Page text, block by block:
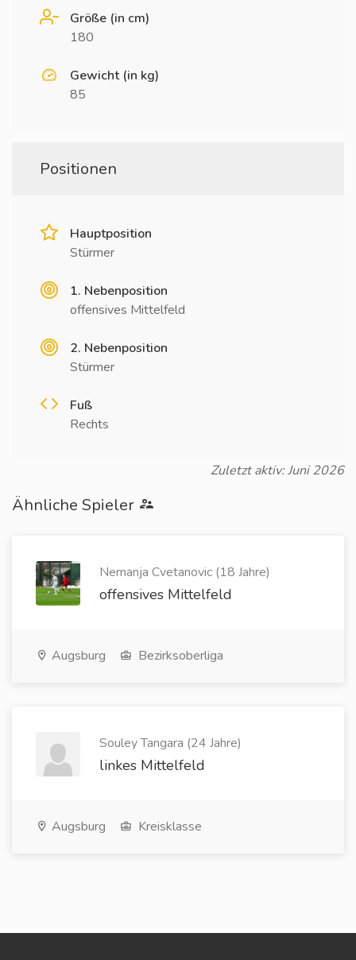
Größe (in cm)
180
Gewicht (in kg)
85
Positionen
Hauptposition
Stürmer
1. Nebenposition
offensives Mittelfeld
2. Nebenposition
Stürmer
Fuß
Rechts
Zuletzt aktiv: Juni 2026
Ähnliche Spieler
Nemanja Cvetanovic (18 Jahre)
offensives Mittelfeld
Augsburg Bezirksoberliga
Souley Tangara (24 Jahre)
linkes Mittelfeld
Augsburg Kreisklasse